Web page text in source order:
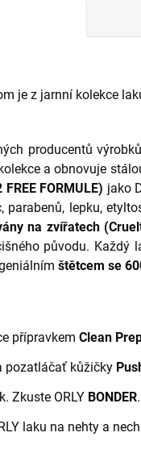
je z jarnní kolekce
producentů
a obnovuje
FORMULE) jako
parabenů, lepku,
na zvířatech
původu. Každý
štětcem se
přípravkem Clean
pozatláčať kůžičky
Zkuste ORLY BONDER.
laku na nehty a